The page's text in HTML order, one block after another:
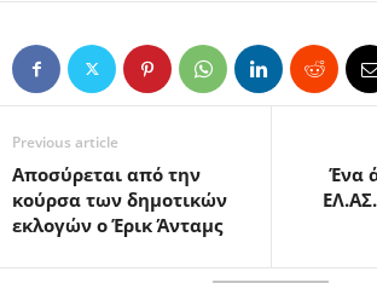
Previous article
Αποσύρεται από την
κούρσα των δημοτικών
εκλογών ο Έρικ Άνταμς
Ένα